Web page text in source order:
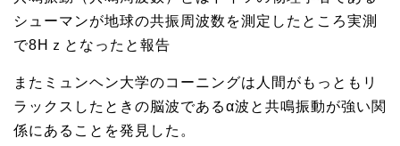
シューマンが地球の共振周波数を測定したところ実測
で8Hｚとなったと報告
またミュンヘン大学のコーニングは人間がもっともリ
ラックスしたときの脳波であるα波と共鳴振動が強い関
係にあることを発見した。